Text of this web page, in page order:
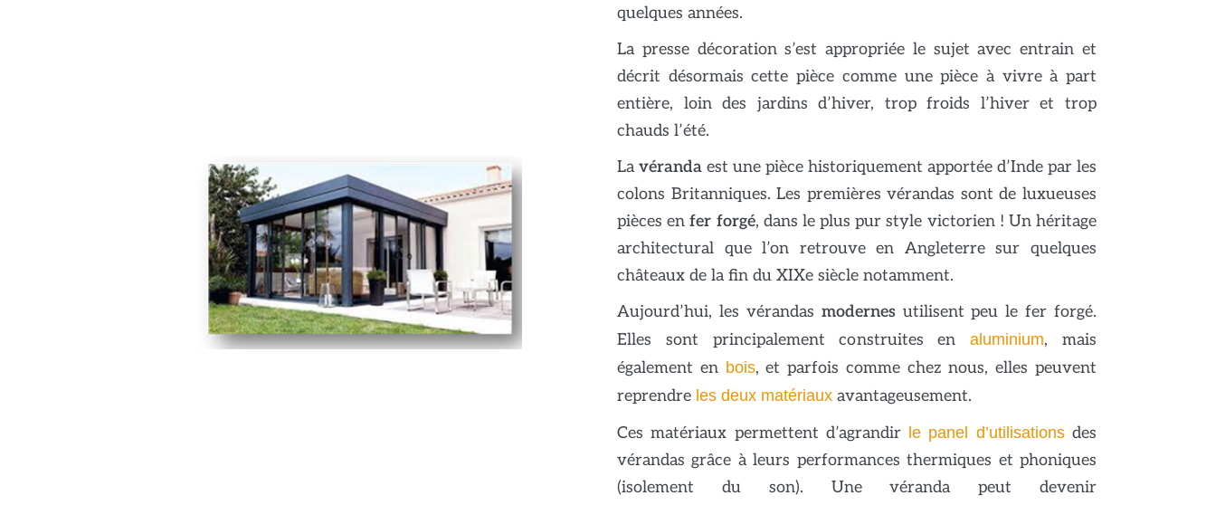
quelques années.
La presse décoration s’est appropriée le sujet avec entrain et
décrit désormais cette pièce comme une pièce à vivre à part
entière, loin des jardins d’hiver, trop froids l’hiver et trop
chauds l’été.
La véranda est une pièce historiquement apportée d’Inde par les
colons Britanniques. Les premières vérandas sont de luxueuses
pièces enfer forgé, dans le plus pur style victorien ! Un héritage
architectural que l’on retrouve en Angleterre sur quelques
châteaux de la fin du XIXe siècle notamment.
Aujourd’hui, les vérandas modernesutilisent peu le fer forgé.
Elles sont principalement construites enaluminium, mais
également en bois, et parfois comme chez nous, elles peuvent
reprendre les deux matériaux avantageusement.
Ces matériaux permettent d’agrandir le panel d’utilisationsdes
vérandas grâce à leurs performances thermiques et phoniques
(isolement du son). Une véranda peut devenir